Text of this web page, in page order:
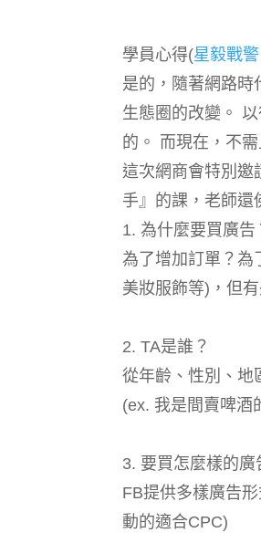
學員心得(星毅戰警
是的，隨著網路時
生態圈的改變。
的。 而現在，不
這次網商會特別邀
手』的課，老師還
1. 為什麼要買廣告
為了增加訂單？為
美妝服飾等)，但
2. TA是誰？
從年齡、性別、地
(ex. 我是間賣啤酒
3. 要買怎麼樣的廣
FB提供多樣廣告
動的適合CPC)